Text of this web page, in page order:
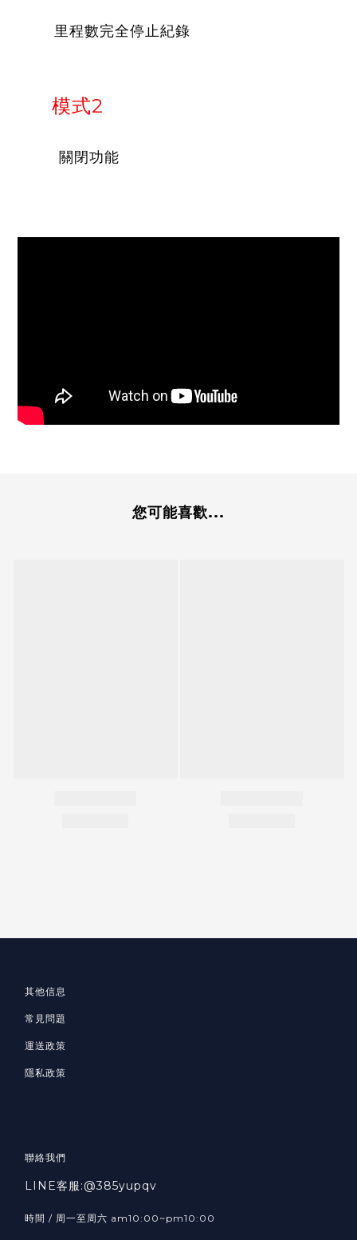
里程數完全停止紀錄
模式2
關閉功能
您可能喜歡...
其他信息
常見問題
運送政策
隱私政策
聯絡我們
LINE客服:@385yupqv
時間 / 周一至周六 am10:00~pm10:00